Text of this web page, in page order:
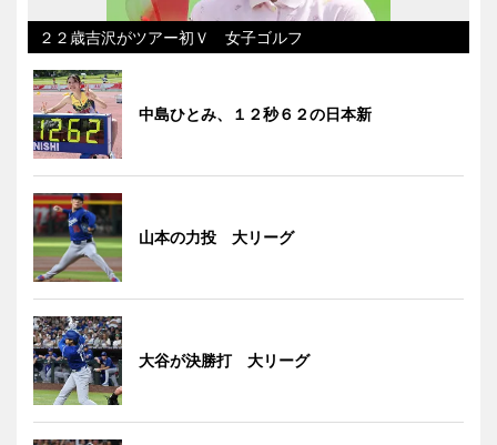
２２歳吉沢がツアー初Ｖ 女子ゴルフ
中島ひとみ、１２秒６２の日本新
山本の力投 大リーグ
大谷が決勝打 大リーグ